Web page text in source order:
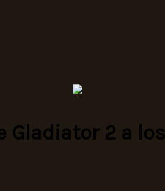
Gladiator 2 a